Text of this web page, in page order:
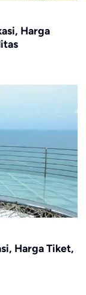
Harga
Harga Tiket,